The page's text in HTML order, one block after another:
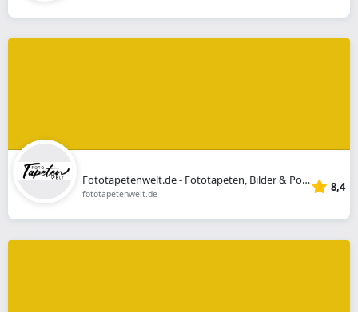
Fototapetenwelt.de - Fototapeten, Bilder & Poster
fototapetenwelt.de 8,4